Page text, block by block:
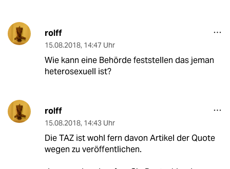
rolff
15.08.2018, 14:47 Uhr
Wie kann eine Behörde feststellen das jeman
heterosexuell ist?
rolff
15.08.2018, 14:43 Uhr
Die TAZ ist wohl fern davon Artikel der Quote
wegen zu veröffentlichen.